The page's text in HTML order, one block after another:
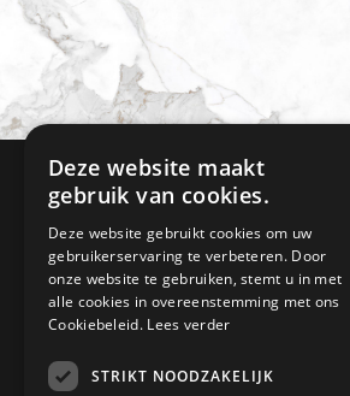
Wij zijn dé experten in
Deze website maakt
gebruik van cookies.
Deze website gebruikt cookies om uw
gebruikerservaring te verbeteren. Door
onze website te gebruiken, stemt u in met
alle cookies in overeenstemming met ons
Cookiebeleid. Lees verder
STRIKT NOODZAKELIJK